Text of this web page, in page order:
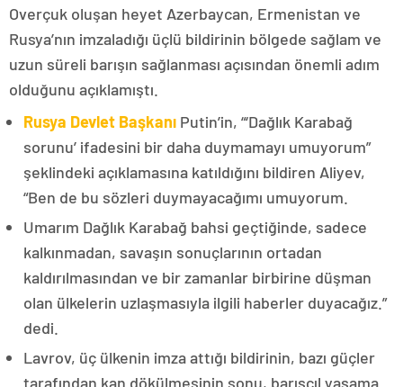
Overçuk oluşan heyet Azerbaycan, Ermenistan ve
Rusya’nın imzaladığı üçlü bildirinin bölgede sağlam ve
uzun süreli barışın sağlanması açısından önemli adım
olduğunu açıklamıştı.
Rusya Devlet Başkanı Putin’in, “‘Dağlık Karabağ
sorunu’ ifadesini bir daha duymamayı umuyorum”
şeklindeki açıklamasına katıldığını bildiren Aliyev,
“Ben de bu sözleri duymayacağımı umuyorum.
Umarım Dağlık Karabağ bahsi geçtiğinde, sadece
kalkınmadan, savaşın sonuçlarının ortadan
kaldırılmasından ve bir zamanlar birbirine düşman
olan ülkelerin uzlaşmasıyla ilgili haberler duyacağız.”
dedi.
Lavrov, üç ülkenin imza attığı bildirinin, bazı güçler
tarafından kan dökülmesinin sonu, barışçıl yaşama